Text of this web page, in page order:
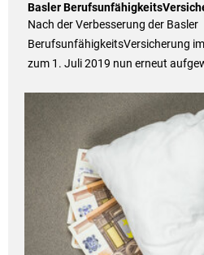
Basler
Nach der Verbesserung der Basler
BerufsunfähigkeitsVersicherung
zum 1. Juli 2019 nun erneut